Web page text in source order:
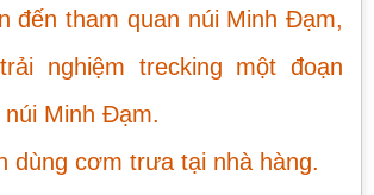
đến tham quan núi Minh Đạm,
nghiệm trecking một đoạn
Minh Đạm.
dùng cơm trưa tại nhà hàng.